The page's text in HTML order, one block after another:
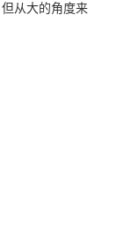
从大的角度来